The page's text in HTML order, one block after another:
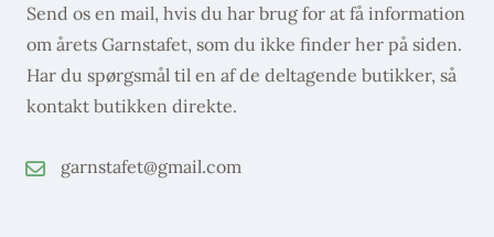
Send os en mail, hvis du har brug for at få information
om årets Garnstafet, som du ikke finder her på siden.
Har du spørgsmål til en af de deltagende butikker, så
kontakt butikken direkte.
garnstafet@gmail.com